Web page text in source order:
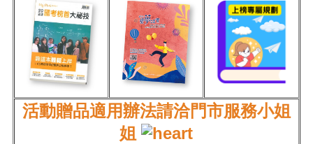
活動贈品適用辦法請洽門市服務小姐
姐